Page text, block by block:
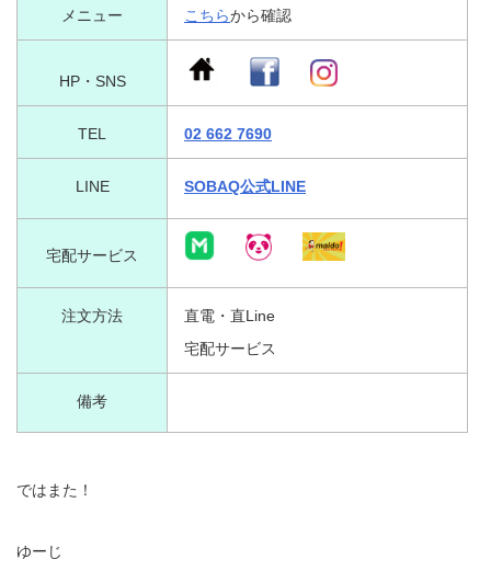
メニュー こちらから確認
HP・SNS
TEL 02 662 7690
LINE SOBAQ公式LINE
宅配サービス
注文方法
直電・直Line
宅配サービス
備考
ではまた！
ゆーじ